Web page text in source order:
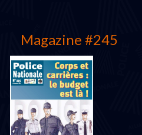
Février 2005
Magazine #245